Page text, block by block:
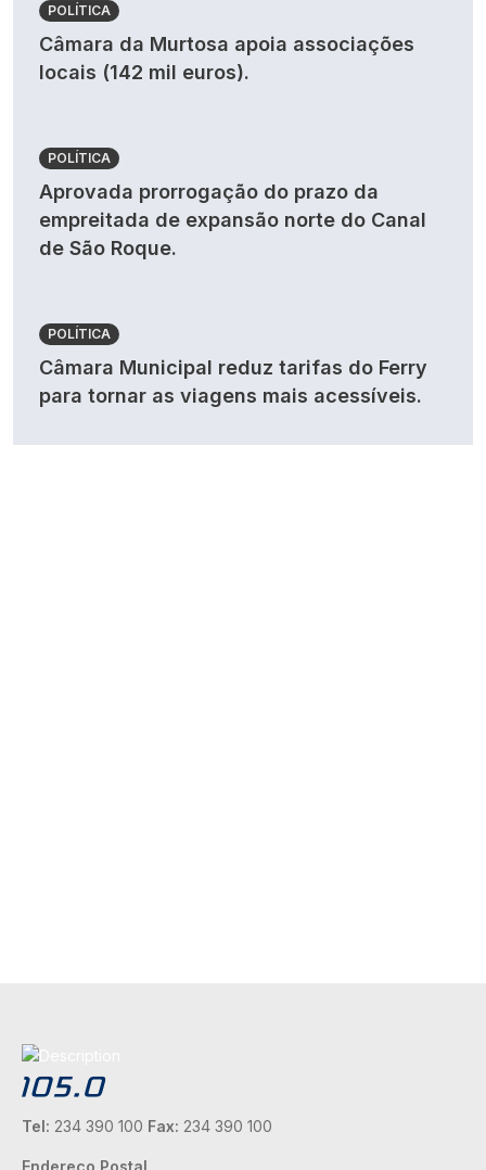
POLÍTICA
Câmara da Murtosa apoia associações
locais (142 mil euros).
POLÍTICA
Aprovada prorrogação do prazo da
empreitada de expansão norte do Canal
de São Roque.
POLÍTICA
Câmara Municipal reduz tarifas do Ferry
para tornar as viagens mais acessíveis.
Tel: 234 390 100 Fax: 234 390 100
Endereço Postal